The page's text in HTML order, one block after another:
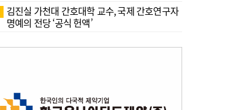
김진실 가천대 간호대학 교수, 국제 간호연구자
명예의 전당 ‘공식 헌액’